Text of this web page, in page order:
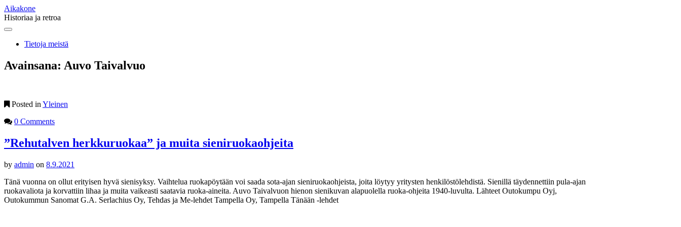
Aikakone
Historiaa ja retroa
Main
Skip
contentTietoja meistä
Avainsana: Auvo Taivalvuo
Posted in Yleinen
0 Comments
”Rehutalven herkkuruokaa” ja muita sieniruokaohjeita
by admin on 8.9.2021
Tänä vuonna on ollut erityisen hyvä sienisyksy. Vaihtelua ruokapöytään voi saada sota-ajan sieniruokaohjeista, joita löytyy yritysten henkilöstölehdistä. Sienillä täydennettiin pula-ajan
ruokavaliota ja korvattiin lihaa ja muita vaikeasti saatavia ruoka-aineita. Auvo Taivalvuon hienon sienikuvan alapuolella ruoka-ohjeita 1940-luvulta. Lähteet Outokumpu Oyj,
Outokummun Sanomat G.A. Serlachius Oy, Tehdas ja Me-lehdet Tampella Oy, Tampella Tänään -lehdet